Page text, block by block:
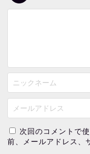
次回のコメントで
前、メールアドレス、